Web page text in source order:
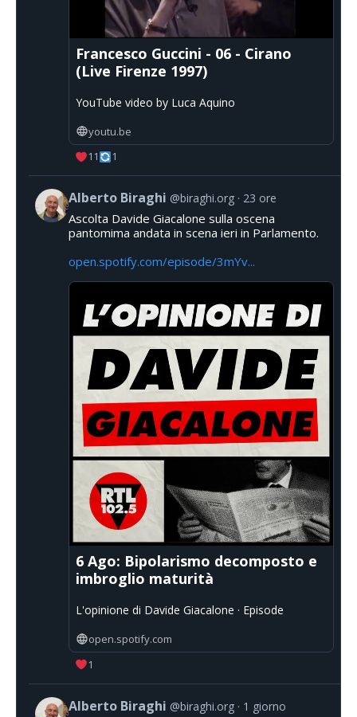
Francesco Guccini - 06 - Cirano
(Live Firenze 1997)
YouTube video by Luca Aquino
youtu.be
11
1
Alberto Biraghi @biraghi.org 23 ore
Ascolta Davide Giacalone sulla oscena
pantomima andata in scena ieri in Parlamento.
open.spotify.com/episode/3mYv...
6 Ago: Bipolarismo decomposto e
imbroglio maturità
L'opinione di Davide Giacalone · Episode
open.spotify.com
1
Alberto Biraghi @biraghi.org 1 giorno